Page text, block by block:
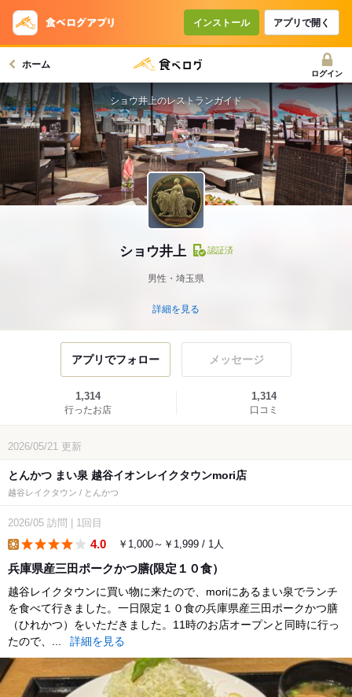
インストール アプリで開く
ホーム
ログイン
ショウ井上 認証済
男性・埼玉県
詳細を見る
ショウ井上のレストランガイド
アプリでフォロー メッセージ
1,314
行ったお店
1,314
口コミ
2026/05/21 更新
とんかつ まい泉 越谷イオンレイクタウンmori店
越谷レイクタウン / とんかつ
2026/05 訪問 1回目
4.0 ￥1,000～￥1,999 / 1人
兵庫県産三田ポークかつ膳(限定１０食）
越谷レイクタウンに買い物に来たので、moriにあるまい泉でランチ
を食べて行きました。一日限定１０食の兵庫県産三田ポークかつ膳
（ひれかつ）をいただきました。11時のお店オープンと同時に行っ
たので、...
詳細を見る